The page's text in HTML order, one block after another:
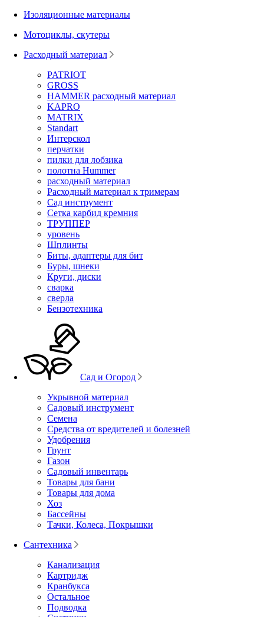
Изоляционные материалы
Мотоциклы, скутеры
Расходный материал
PATRIOT
GROSS
HAMMER расходный материал
KAPRO
MATRIX
Standart
Интерскол
перчатки
пилки для лобзика
полотна Hummer
расходный материал
Расходный материал к тримерам
Сад инструмент
Сетка карбид кремния
ТРУППЕР
уровень
Шплинты
Биты, адаптеры для бит
Буры, шнеки
Круги, диски
сварка
сверла
Бензотехника
Сад и Огород
Укрывной материал
Садовый инструмент
Семена
Средства от вредителей и болезней
Удобрения
Грунт
Газон
Садовый инвентарь
Товары для бани
Товары для дома
Хоз
Бассейны
Тачки, Колеса, Покрышки
Сантехника
Канализация
Картридж
Кранбукса
Остальное
Подводка